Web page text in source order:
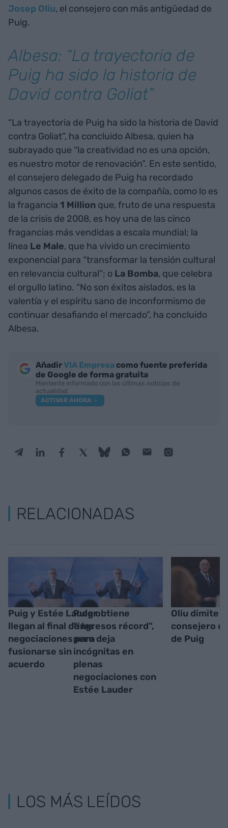
Josep Oliu, el consejero con más antigüedad de
Puig.
Albesa: “La trayectoria de
Puig ha sido la historia de
David contra Goliat”
“La trayectoria de Puig ha sido la historia de David
contra Goliat”, ha concluido Albesa, quien ha
subrayado que “la creatividad no es una opción,
es nuestro motor de renovación”. En este sentido,
el consejero delegado de Puig ha recordado
algunos casos de éxito de la compañía, como lo es
la fragancia 1 Million que, fruto de una respuesta
de la crisis de 2008, es hoy una de las cinco
fragancias más vendidas a escala mundial; la
línea Le Male, que ha vivido un crecimiento
exponencial para “transformar la tensión cultural
en relevancia cultural”; o La Bomba, que celebra
el orgullo latino. “No son éxitos aislados, es la
valentía y el espíritu sano de inconformismo de
continuar desafiando el mercado”, ha concluido
Albesa.
AñadirVIA Empresa como fuente preferida
de Google de forma gratuita
Mantente informado con las últimas noticias de
actualidad
ACTIVAR AHORA
RELACIONADAS
Puig y Estée Lauder
llegan al final de las
negociaciones para
fusionarse sin
acuerdo
Puig obtiene
"ingresos récord",
pero deja
incógnitas en
plenas
negociaciones con
Estée Lauder
Oliu dimite
consejero
de Puig
LOS MÁS LEÍDOS